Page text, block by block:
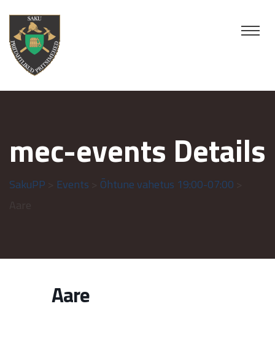
mec-events Details
SakuPP Events Õhtune vahetus 19:00-07:00
Aare